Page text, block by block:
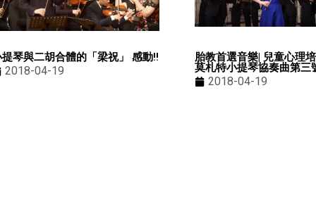
琴與二胡合體的「梁祝」 感動!!
2018-04-19
胎教首選音樂| 兒童心理
莫札特小提琴協奏曲第三
2018-04-19